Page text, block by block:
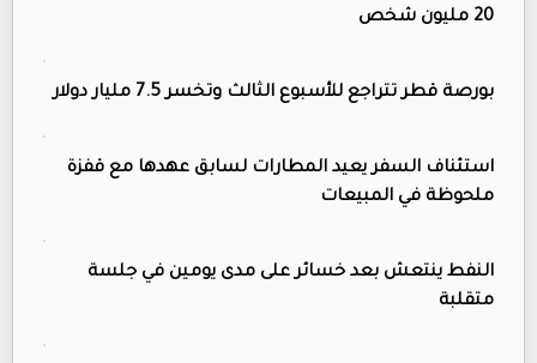
20 مليون شخص
بورصة قطر تتراجع للأسبوع الثالث وتخسر 7.5 مليار دولار
استئناف السفر يعيد المطارات لسابق عهدها مع قفزة
ملحوظة في المبيعات
النفط ينتعش بعد خسائر على مدى يومين في جلسة
متقلبة